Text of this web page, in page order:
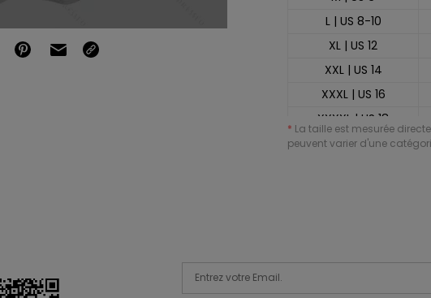
L | US 8-10
XL | US 12
XXL | US 14
XXXL | US 16
XXXXL | US 18
XXXXXL | US 20
* La taille est mesurée
peuvent varier d'une